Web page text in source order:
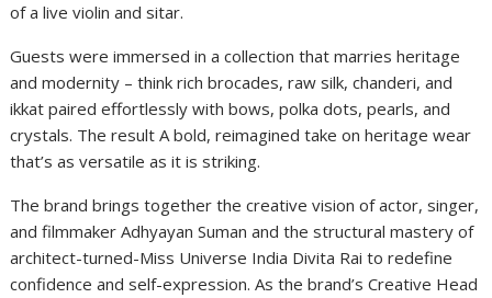
of a live violin and sitar.
Guests were immersed in a collection that marries heritage
and modernity – think rich brocades, raw silk, chanderi, and
ikkat paired effortlessly with bows, polka dots, pearls, and
crystals. The result A bold, reimagined take on heritage wear
that’s as versatile as it is striking.
The brand brings together the creative vision of actor, singer,
and filmmaker Adhyayan Suman and the structural mastery of
architect-turned-Miss Universe India Divita Rai to redefine
confidence and self-expression. As the brand’s Creative Head